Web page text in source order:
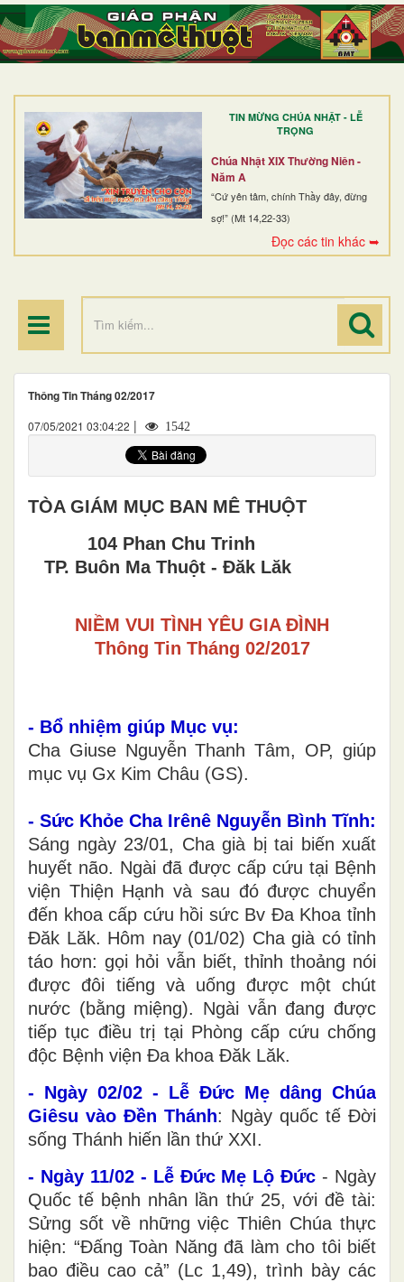
TIN MỪNG CHÚA NHẬT - LỄ
TRỌNG
Chúa Nhật XIX Thường Niên -
Năm A
“Cứ yên tâm, chính Thầy đây, đừng
sợ!” (Mt 14,22-33)
Đọc các tin khác ➥
TRANG NHẤT
GIỚI THIỆU
DÒNG TU
BAN MỤC VỤ
ĐOÀN THỂ CG
Thông Tin Tháng 02/2017
07/05/2021 03:04:22 | 1542
TÒA GIÁM MỤC BAN MÊ THUỘT
104 Phan Chu Trinh
TP. Buôn Ma Thuột - Đăk Lăk
NIỀM VUI TÌNH YÊU GIA ĐÌNH
Thông Tin Tháng 02/2017
- Bổ nhiệm giúp Mục vụ:
Cha Giuse Nguyễn Thanh Tâm, OP, giúp
mục vụ Gx Kim Châu (GS).
- Sức Khỏe Cha Irênê Nguyễn Bình Tĩnh:
Sáng ngày 23/01, Cha già bị tai biến xuất
huyết não. Ngài đã được cấp cứu tại Bệnh
viện Thiện Hạnh và sau đó được chuyển
đến khoa cấp cứu hồi sức Bv Đa Khoa tỉnh
Đăk Lăk. Hôm nay (01/02) Cha già có tỉnh
táo hơn: gọi hỏi vẫn biết, thỉnh thoảng nói
được đôi tiếng và uống được một chút
nước (bằng miệng). Ngài vẫn đang được
tiếp tục điều trị tại Phòng cấp cứu chống
độc Bệnh viện Đa khoa Đăk Lăk.
- Ngày 02/02 - Lễ Đức Mẹ dâng Chúa
Giêsu vào Đền Thánh: Ngày quốc tế Đời
sống Thánh hiến lần thứ XXI.
- Ngày 11/02 - Lễ Đức Mẹ Lộ Đức - Ngày
Quốc tế bệnh nhân lần thứ 25, với đề tài:
Sửng sốt về những việc Thiên Chúa thực
hiện: “Đấng Toàn Năng đã làm cho tôi biết
bao điều cao cả” (Lc 1,49), trình bày các